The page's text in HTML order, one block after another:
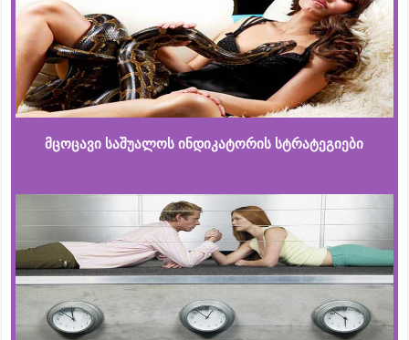
მცოცავი საშუალოს ინდიკატორის სტრატეგიები